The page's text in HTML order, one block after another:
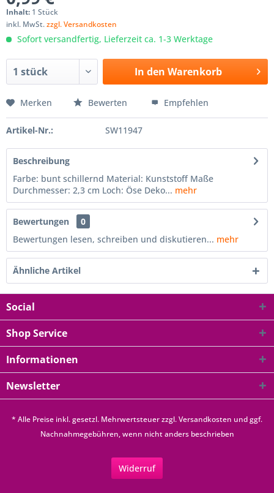
Inhalt: 1 Stück
inkl. MwSt.zzgl. Versandkosten
Sofort versandfertig, Lieferzeit ca. 1-3 Werktage
In den Warenkorb
Merken Bewerten Empfehlen
Artikel-Nr.: SW11947
Beschreibung
Farbe: bunt schillernd Material: Kunststoff Maße
Durchmesser: 2,3 cm Loch: Öse Deko... mehr
Bewertungen
0
Bewertungen lesen, schreiben und diskutieren... mehr
Ähnliche Artikel
Social
Shop Service
Informationen
Newsletter
* Alle Preise inkl. gesetzl. Mehrwertsteuer zzgl.Versandkosten und ggf.
Nachnahmegebühren, wenn nicht anders beschrieben
Widerruf